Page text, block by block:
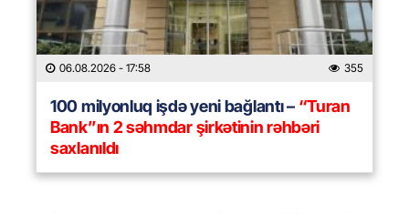
06.08.2026 - 17:58 355
100 milyonluq işdə yeni bağlantı –“Turan
Bank”ın 2 səhmdar şirkətinin rəhbəri
saxlanıldı